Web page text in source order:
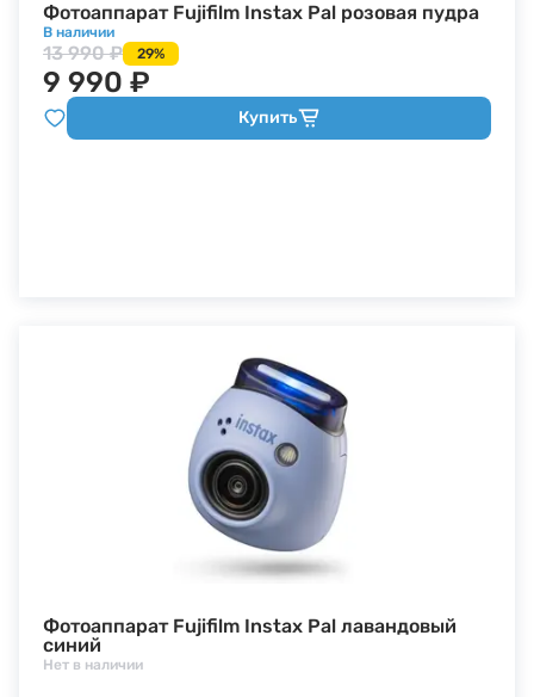
Фотоаппарат Fujifilm Instax Pal розовая пудра
В наличии
13 990 ₽ 29%
9 990 ₽
Купить
Фотоаппарат Fujifilm Instax Pal лавандовый
синий
Нет в наличии